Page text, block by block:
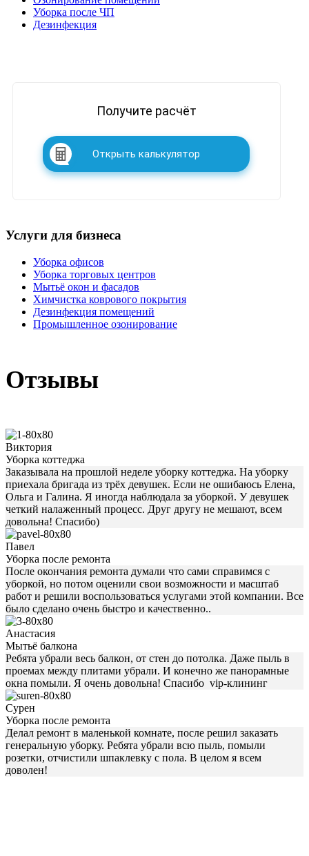
Уборка после ЧП
Дезинфекция
Получите расчёт
Открыть калькулятор
Услуги для бизнеса
Уборка офисов
Уборка торговых центров
Мытьё окон и фасадов
Химчистка коврового покрытия
Дезинфекция помещений
Промышленное озонирование
Отзывы
Виктория
Уборка коттеджа
Заказывала на прошлой неделе уборку коттеджа. На уборку
приехала бригада из трёх девушек. Если не ошибаюсь Елена,
Ольга и Галина. Я иногда наблюдала за уборкой. У девушек
четкий налаженный процесс. Друг другу не мешают, всем
довольна! Спасибо)
Павел
Уборка после ремонта
После окончания ремонта думали что сами справимся с
уборкой, но потом оценили свои возможности и масштаб
работ и решили воспользоваться услугами этой компании. Все
было сделано очень быстро и качественно..
Анастасия
Мытьё балкона
Ребята убрали весь балкон, от стен до потолка. Даже пыль в
проемах между плитами убрали. И конечно же панорамные
окна помыли. Я очень довольна! Спасибо vip-клининг
Сурен
Уборка после ремонта
Делал ремонт в маленькой комнате, после решил заказать
генеральную уборку. Ребята убрали всю пыль, помыли
розетки, отчистили шпаклевку с пола. В целом я всем
доволен!